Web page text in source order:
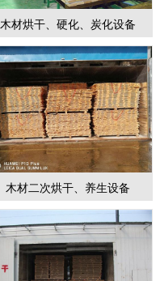
6 7
木材烘干、硬化、炭化设备
木材二次烘干、养生设备